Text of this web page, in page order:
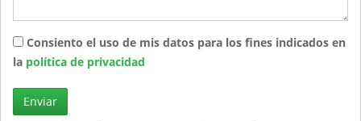
Consiento el uso de mis datos para los fines indicados en
la política de privacidad
Enviar